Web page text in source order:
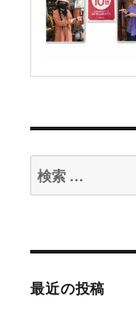
検
索
最近の投稿